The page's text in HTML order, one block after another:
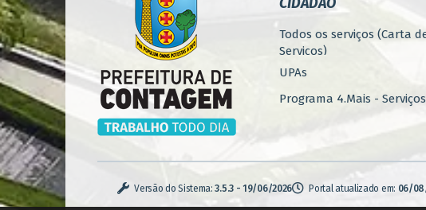
Todos os serviços (Carta
Serviços)
UPAs
Programa 4.Mais - Serviços
Iluminação Pública
Serviços Urbanos
Zoonoses
Versão do Sistema:3.5.3 - 19/06/2026 Portal atualizado em: 06/